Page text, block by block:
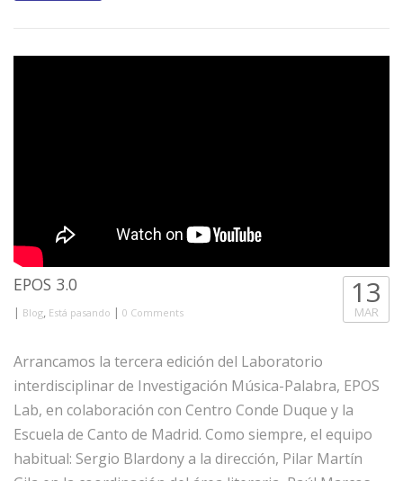
EPOS 3.0
| Blog, Está pasando | 0 Comments
13
MAR
Arrancamos la tercera edición del Laboratorio
interdisciplinar de Investigación Música-Palabra, EPOS
Lab, en colaboración con Centro Conde Duque y la
Escuela de Canto de Madrid. Como siempre, el equipo
habitual: Sergio Blardony a la dirección, Pilar Martín